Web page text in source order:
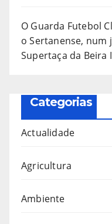
O Guarda Futebol
o Sertanense, num
Supertaça da Beira
Categorias
Actualidade
Agricultura
Ambiente